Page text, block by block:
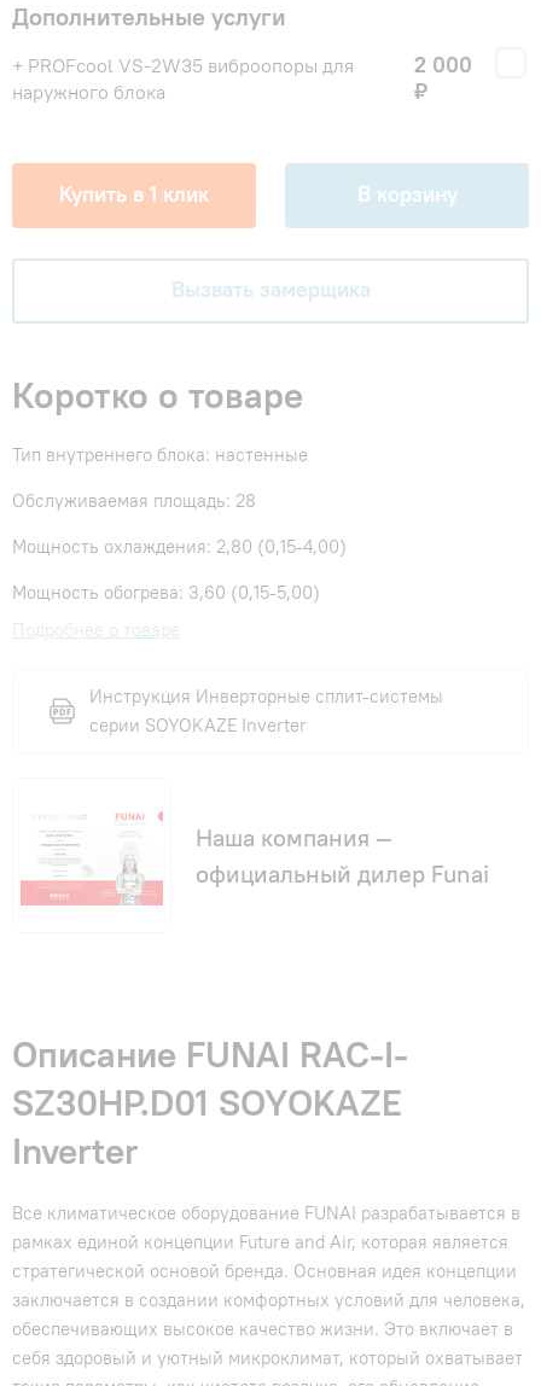
Дополнительные услуги
+ PROFcool VS-2W35 виброопоры для
наружного блока
2 000
₽
Купить в 1 клик В корзину
Вызвать замерщика
Коротко о товаре
Тип внутреннего блока: настенные
Обслуживаемая площадь: 28
Мощность охлаждения: 2,80 (0,15-4,00)
Мощность обогрева: 3,60 (0,15-5,00)
Подробнее о товаре
Инструкция Инверторные сплит-системы
серии SOYOKAZE Inverter
Наша компания —
официальный дилер Funai
Описание FUNAI RAC-I-
SZ30HP.D01 SOYOKAZE
Inverter
Все климатическое оборудование FUNAI разрабатывается в
рамках единой концепции Future and Air, которая является
стратегической основой бренда. Основная идея концепции
заключается в создании комфортных условий для человека,
обеспечивающих высокое качество жизни. Это включает в
себя здоровый и уютный микроклимат, который охватывает